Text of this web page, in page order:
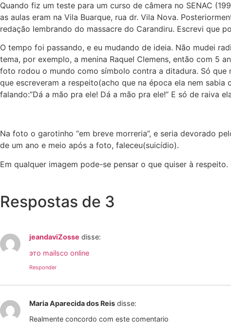
Quando fiz um teste para um curso de câmera no SENAC
as aulas eram na Vila Buarque, rua dr. Vila Nova.
redação lembrando do massacre do Carandiru. Escrevi que
O tempo foi passando, e eu mudando de ideia. Não mudei
tema, por exemplo, a menina Raquel Clemens, então com 5
foto rodou o mundo como símbolo contra a ditadura. Só que
que escreveram a respeito(acho que na época ela nem
falando:”Dá a mão pra ele! Dá a mão pra ele!” E só de raiva
Na foto o garotinho “em breve morreria”, e seria devorado
de um ano e meio após a foto, faleceu(suicídio).
Em qualquer imagem pode-se pensar o que quiser à
Respostas de 3
jeandaviZosse disse:
это mailsco online
Responder
Maria Aparecida dos Reis disse:
Realmente concordo com este comentario